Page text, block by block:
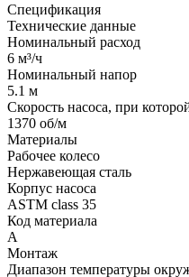
Спецификация
Технические данные
Номинальный расход
6 м³/ч
Номинальный напор
5.1 м
Скорость насоса, при
1370 об/м
Материалы
Рабочее колесо
Нержавеющая сталь
Корпус насоса
ASTM class 35
Код материала
A
Монтаж
Диапазон температуры